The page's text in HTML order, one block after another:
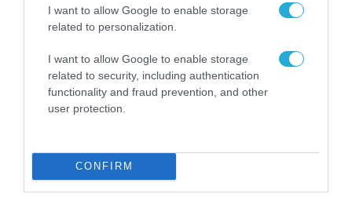
I want to allow Google to enable storage
related to personalization.
I want to allow Google to enable storage
related to security, including authentication
functionality and fraud prevention, and other
user protection.
CONFIRM